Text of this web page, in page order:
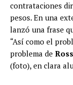
contrataciones
pesos. En una
lanzó una frase
“Así como el
problema de
(foto), en clara